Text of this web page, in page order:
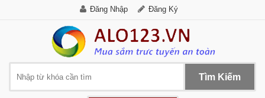
Đăng Nhập Đăng Ký
Tìm Kiếm